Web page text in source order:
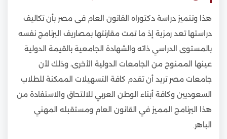
هذا وتتميز دراسة دكتوراه القانون العام فى مصر بأن تكاليف
دراستها تعد رمزية إذ ما تمت مقارنتها بمصاريف البرنامج نفسه
بالمستوى الدراسي ذاته والشهادة الجامعية بالقيمة الدولية
عينها الممنوح من الجامعات الدولية الأخرى، وذلك لأن
جامعات مصر تريد أن تقدم كافة التسهيلات الممكنة للطلاب
السعوديين وكافة أبناء الوطن العربي للالتحاق والاستفادة من
هذا البرنامج المميز في القانون العام ومستقبله المهني
الباهر.